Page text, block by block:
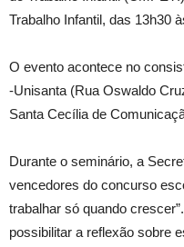
Trabalho Infantil, das 13h30
O evento acontece no
-Unisanta (Rua Oswaldo
Santa Cecília de
Durante o seminário, a
vencedores do concurso
trabalhar só quando
possibilitar a reflexão sobre